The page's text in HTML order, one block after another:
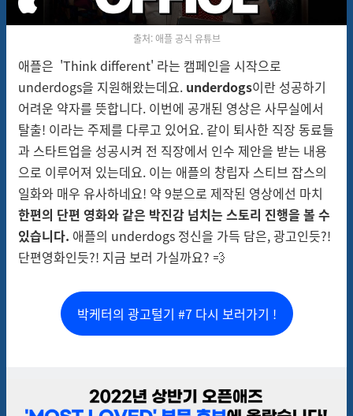
출처: 애플 공식 유튜브
애플은 'Think different' 라는 캠페인을 시작으로
underdogs을 지원해왔는데요. underdogs이란 성공하기
어려운 약자를 뜻합니다. 이번에 공개된 영상은 사무실에서
탈출! 이라는 주제를 다루고 있어요. 같이 퇴사한 직장 동료들
과 스타트업을 성공시켜 전 직장에서 인수 제안을 받는 내용
으로 이루어져 있는데요. 이는 애플의 창립자 스티브 잡스의
일화와 매우 유사하네요! 약 9분으로 제작된 영상에선 마치
한편의 단편 영화와 같은 박진감 넘치는 스토리 진행을 볼 수
있습니다. 애플의 underdogs 정신을 가득 담은, 광고인듯?!
단편영화인듯?! 지금 보러 가실까요? 💨
박케터의 광고털기 #7 다시 보러가기 !